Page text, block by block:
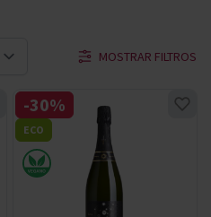
MOSTRAR FILTROS
-30%
ECO